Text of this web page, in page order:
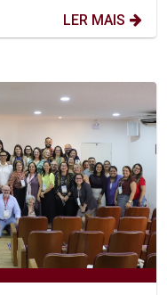
LER MAIS